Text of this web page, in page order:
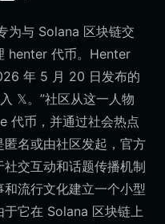
为与 Solana 区块链交
henter 代币。Henter
年 5 月 20 日发布的
𝕏。”社区从这一人物
代币，并通过社会热点
名或由社区发起，官方
交互动和话题传播机制
流行文化建立一个小型
它在 Solana 区块链上